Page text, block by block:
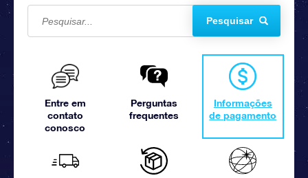
Pesquisar
Entre em
contato
conosco
Perguntas
frequentes
Informações
de pagamento